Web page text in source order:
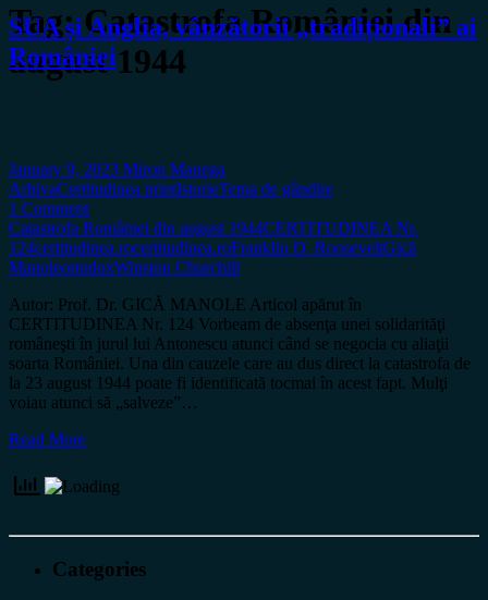
Tag:Catastrofa României din
august 1944
SUA și Anglia, vânzătorii „tradiționali” ai
României
January 9, 2023 Miron Manega
ArhivaCertitudinea printIstorieTema de gândire
1 Comment
Catastrofa României din august 1944CERTITUDINEA Nr.
124certitudinea.rocertitudinea.roFranklin D. RooseveltGică
ManoleortodoxWinston Churchill
Autor: Prof. Dr. GICĂ MANOLE Articol apărut în
CERTITUDINEA Nr. 124 Vorbeam de absenţa unei solidarităţi
româneşti în jurul lui Antonescu atunci când se negocia cu aliaţii
soarta României. Una din cauzele care au dus direct la catastrofa de
la 23 august 1944 poate fi identificată tocmai în acest fapt. Mulţi
voiau atunci să „salveze”…
Read More
Categories